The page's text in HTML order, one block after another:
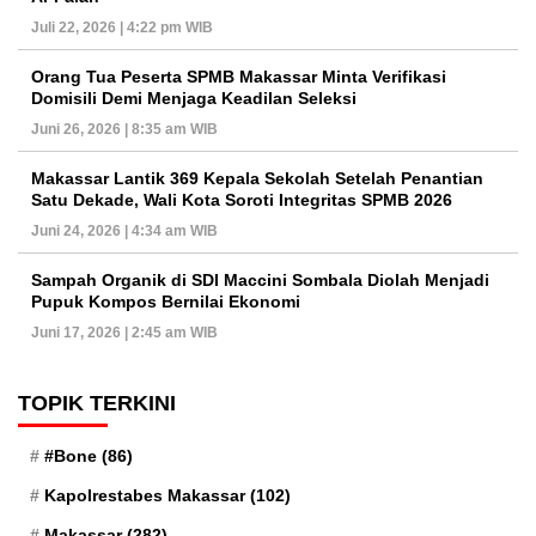
Juli 22, 2026 | 4:22 pm WIB
Orang Tua Peserta SPMB Makassar Minta Verifikasi
Domisili Demi Menjaga Keadilan Seleksi
Juni 26, 2026 | 8:35 am WIB
Makassar Lantik 369 Kepala Sekolah Setelah Penantian
Satu Dekade, Wali Kota Soroti Integritas SPMB 2026
Juni 24, 2026 | 4:34 am WIB
Sampah Organik di SDI Maccini Sombala Diolah Menjadi
Pupuk Kompos Bernilai Ekonomi
Juni 17, 2026 | 2:45 am WIB
TOPIK TERKINI
#Bone (86)
Kapolrestabes Makassar(102)